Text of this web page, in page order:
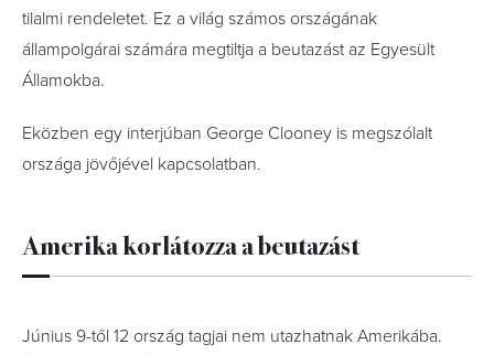
tilalmi rendeletet. Ez a világ számos országának
állampolgárai számára megtiltja a beutazást az Egyesült
Államokba.
Eközben egy interjúban George Clooney is megszólalt
országa jövőjével kapcsolatban.
Amerika korlátozza a beutazást
Június 9-től 12 ország tagjai nem utazhatnak Amerikába.